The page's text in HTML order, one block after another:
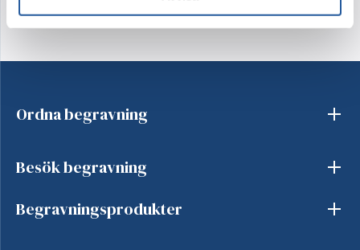
Ordna begravning
Besök begravning
Begravningsprodukter